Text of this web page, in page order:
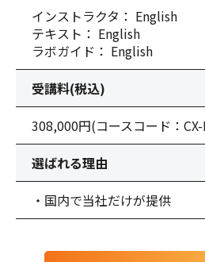
インストラクタ： English
テキスト： English
ラボガイド： English
受講料(税込)
308,000円(コースコード：
選ばれる理由
・国内で当社だけが提供